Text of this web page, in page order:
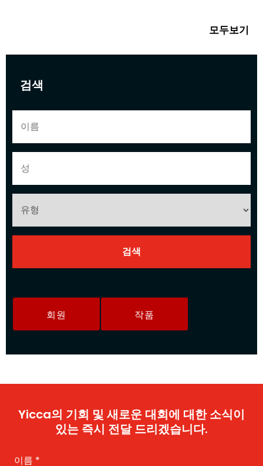
검색
회원 작품
모두보기
Yicca의 기회 및 새로운 대회에 대한 소식이
있는 즉시 전달 드리겠습니다.
이름 *